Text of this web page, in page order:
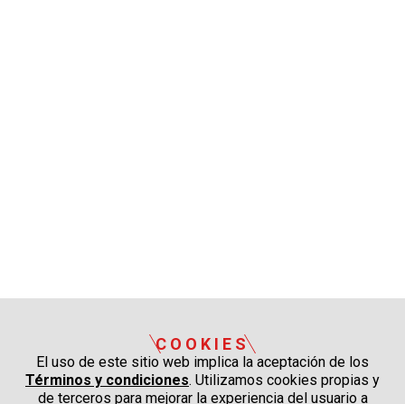
COOKIES
El uso de este sitio web implica la aceptación de los
Términos y condiciones. Utilizamos cookies propias y
de terceros para mejorar la experiencia del usuario a